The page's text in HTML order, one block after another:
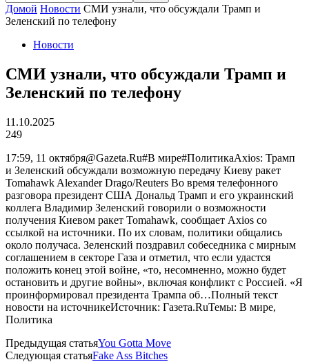
Домой Новости СМИ узнали, что обсуждали Трамп и
Зеленский по телефону
Новости
СМИ узнали, что обсуждали Трамп и
Зеленский по телефону
11.10.2025
249
17:59, 11 октября@Gazeta.Ru#В мире#ПолитикаAxios: Трамп
и Зеленский обсуждали возможную передачу Киеву ракет
Tomahawk Alexander Drago/Reuters Во время телефонного
разговора президент США Дональд Трамп и его украинский
коллега Владимир Зеленский говорили о возможности
получения Киевом ракет Tomahawk, сообщает Axios со
ссылкой на источники. По их словам, политики общались
около получаса. Зеленский поздравил собеседника с мирным
соглашением в секторе Газа и отметил, что если удастся
положить конец этой войне, «то, несомненно, можно будет
остановить и другие войны», включая конфликт с Россией. «Я
проинформировал президента Трампа об…Полный текст
новости на источникеИсточник: Газета.RuТемы: В мире,
Политика
Предыдущая статьяYou Gotta Move
Следующая статьяFake Ass Bitches